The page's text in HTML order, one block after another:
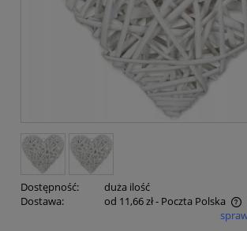
Dostępność:
duża ilość
Dostawa:
od 11,66 zł- Poczta Polska
Cena nie zawiera ewentualnych kosztów